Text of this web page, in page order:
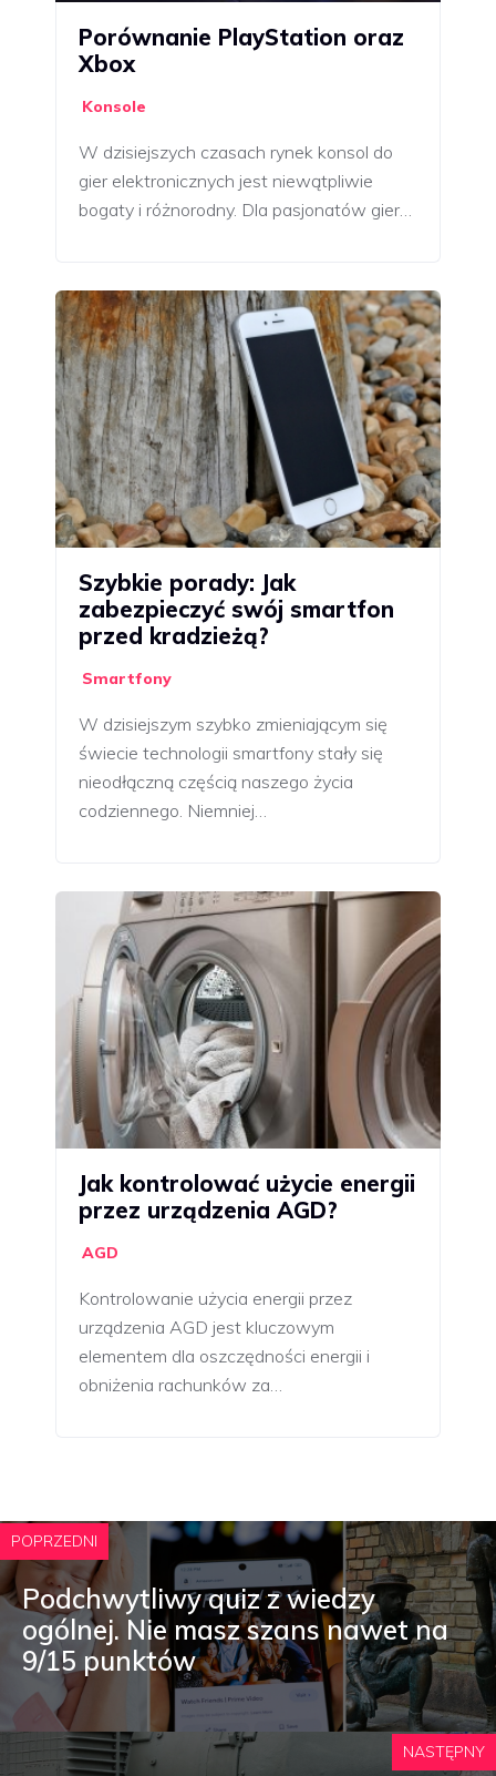
Porównanie PlayStation oraz
Xbox
Konsole
W dzisiejszych czasach rynek konsol do
gier elektronicznych jest niewątpliwie
bogaty i różnorodny. Dla pasjonatów gier…
Szybkie porady: Jak
zabezpieczyć swój smartfon
przed kradzieżą?
Smartfony
W dzisiejszym szybko zmieniającym się
świecie technologii smartfony stały się
nieodłączną częścią naszego życia
codziennego. Niemniej…
Jak kontrolować użycie energii
przez urządzenia AGD?
AGD
Kontrolowanie użycia energii przez
urządzenia AGD jest kluczowym
elementem dla oszczędności energii i
obniżenia rachunków za…
POPRZEDNI
Podchwytliwy quiz z wiedzy
ogólnej. Nie masz szans nawet na
9/15 punktów
NASTĘPNY